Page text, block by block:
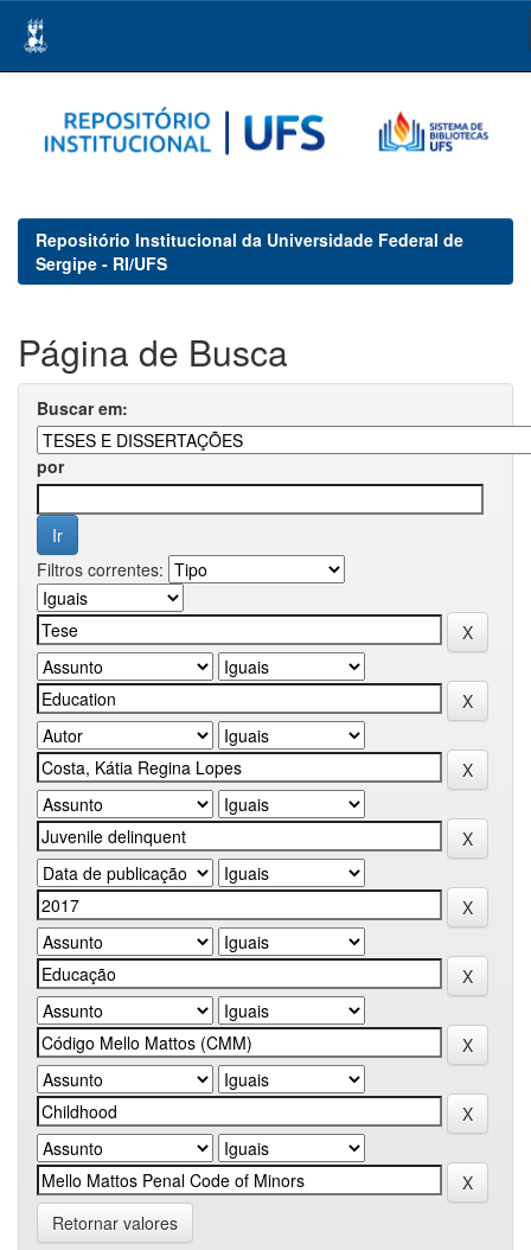
navigation
Repositório Institucional da Universidade Federal de
Sergipe - RI/UFS
Página de Busca
Buscar em:
por
Filtros correntes:
Retornar valores